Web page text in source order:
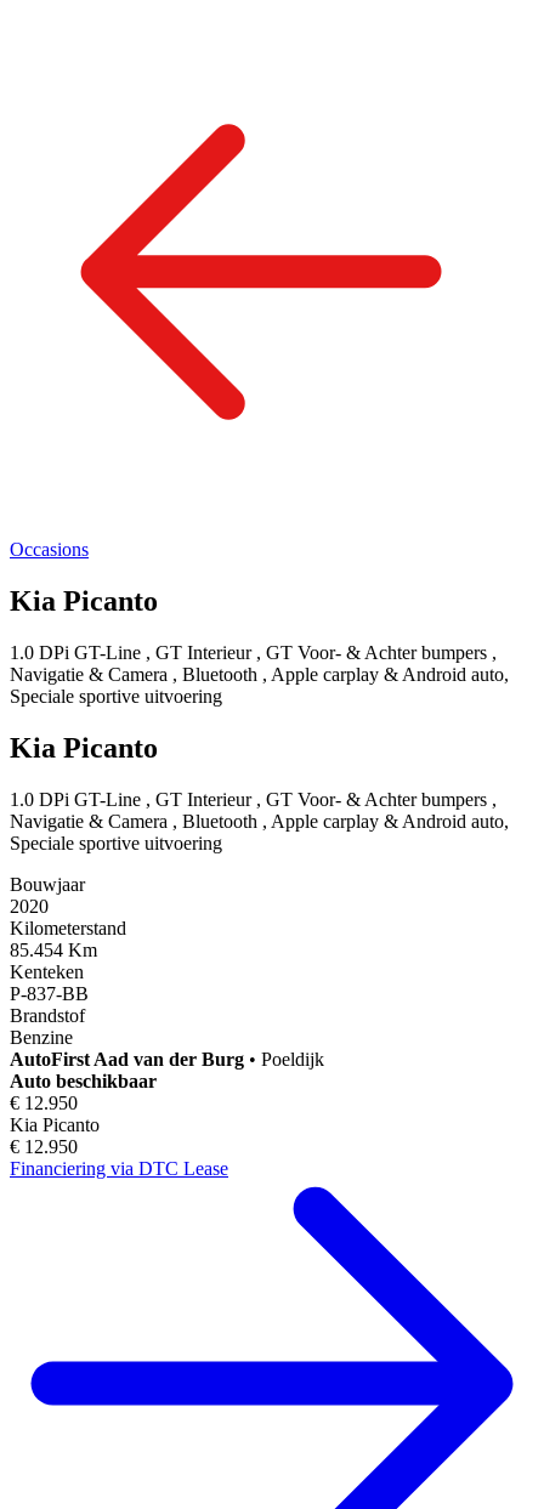
Occasions
Kia Picanto
1.0 DPi GT-Line , GT Interieur , GT Voor- & Achter bumpers ,
Navigatie & Camera , Bluetooth , Apple carplay & Android auto,
Speciale sportive uitvoering
Kia Picanto
1.0 DPi GT-Line , GT Interieur , GT Voor- & Achter bumpers ,
Navigatie & Camera , Bluetooth , Apple carplay & Android auto,
Speciale sportive uitvoering
Bouwjaar
2020
Kilometerstand
85.454 Km
Kenteken
P-837-BB
Brandstof
Benzine
AutoFirst Aad van der Burg • Poeldijk
Auto beschikbaar
€ 12.950
Kia Picanto
€ 12.950
Financiering via DTC Lease